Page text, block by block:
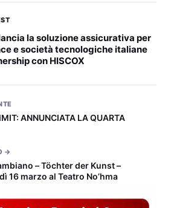
la soluzione assicurativa per
e società tecnologiche italiane
con HISCOX
ANNUNCIATA LA QUARTA
→
– Töchter der Kunst –
16 marzo al Teatro No’hma